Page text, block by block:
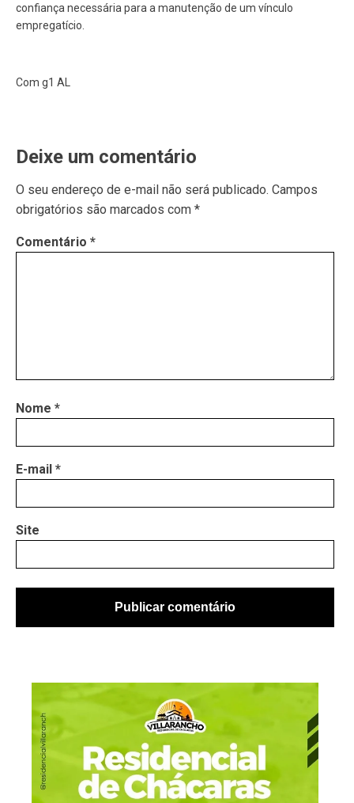
confiança necessária para a manutenção de um vínculo
empregatício.
Com g1 AL
Deixe um comentário
O seu endereço de e-mail não será publicado. Campos
obrigatórios são marcados com *
Comentário *
Nome *
E-mail *
Site